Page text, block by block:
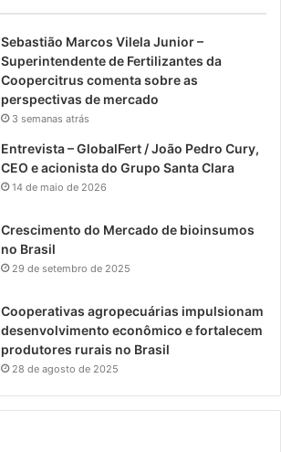
Sebastião Marcos Vilela Junior –
Superintendente de Fertilizantes da
Coopercitrus comenta sobre as
perspectivas de mercado
3 semanas atrás
Entrevista – GlobalFert / João Pedro Cury,
CEO e acionista do Grupo Santa Clara
14 de maio de 2026
Crescimento do Mercado de bioinsumos
no Brasil
29 de setembro de 2025
Cooperativas agropecuárias impulsionam
desenvolvimento econômico e fortalecem
produtores rurais no Brasil
28 de agosto de 2025